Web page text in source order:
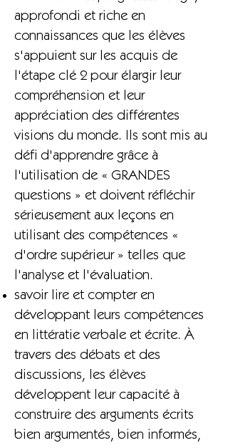
approfondi et riche en
connaissances que les élèves
s'appuient sur les acquis de
l'étape clé 2 pour élargir leur
compréhension et leur
appréciation des différentes
visions du monde. Ils sont mis au
défi d'apprendre grâce à
l'utilisation de « GRANDES
questions » et doivent réfléchir
sérieusement aux leçons en
utilisant des compétences «
d'ordre supérieur » telles que
l'analyse et l'évaluation.
savoir lire et compter en
développant leurs compétences
en littératie verbale et écrite. À
travers des débats et des
discussions, les élèves
développent leur capacité à
construire des arguments écrits
bien argumentés, bien informés,